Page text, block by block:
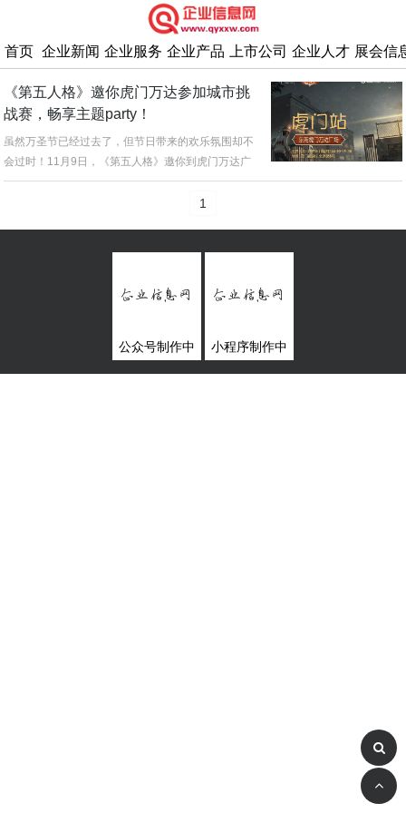
首页 企业新闻 企业服务 企业产品 上市公司 企业人才 展会信
《第五人格》邀你虎门万达参加城市挑
战赛，畅享主题party！
虽然万圣节已经过去了，但节日带来的欢乐氛围却不
会过时！11月9日，《第五人格》邀你到虎门万达广
场，一起来参与《第五人格》...
1
公众号制作中 小程序制作中